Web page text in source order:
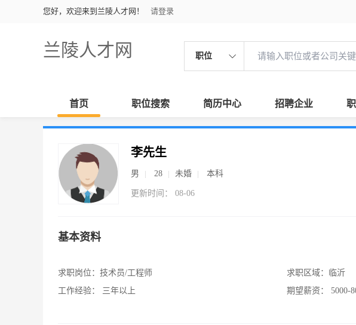
您好，欢迎来到兰陵人才网！ 请登录
兰陵人才网 职位
首页 职位搜索 简历中心 招聘企业
李先生
男 28 未婚 本科
更新时间： 08-06
基本资料
求职岗位： 技术员/工程师
工作经验：
三年以上
求职区域：
临沂
期望薪资：
5000-